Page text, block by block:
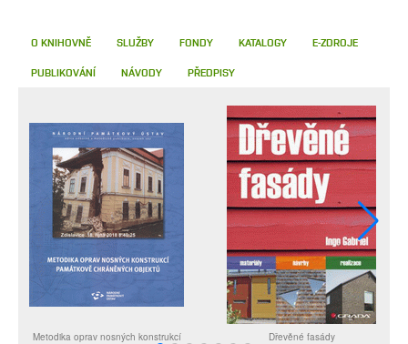
O KNIHOVNĚ SLUŽBY FONDY KATALOGY E-ZDROJE
PUBLIKOVÁNÍ NÁVODY PŘEDPISY